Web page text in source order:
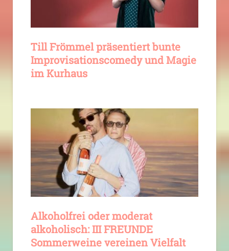
Till Frömmel präsentiert bunte
Improvisationscomedy und Magie
im Kurhaus
Alkoholfrei oder moderat
alkoholisch: III FREUNDE
Sommerweine vereinen Vielfalt